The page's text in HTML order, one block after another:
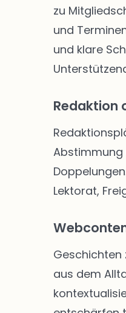
zu
und
und klare
Redaktion
Abstimmung
Lektorat,
Geschichten
aus dem